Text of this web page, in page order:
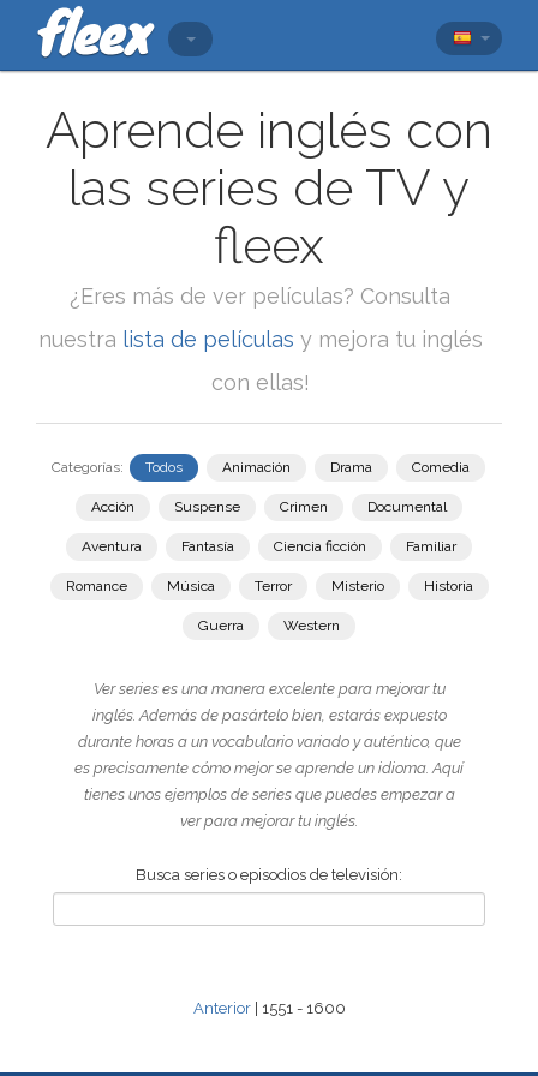
Aprende inglés con
las series de TV y
fleex
¿Eres más de ver películas? Consulta
nuestra lista de películas y mejora tu inglés
con ellas!
Categorías: Todos Animación Drama Comedia
Acción Suspense Crimen Documental
Aventura Fantasía Ciencia ficción Familiar
Romance Música Terror Misterio Historia
Guerra Western
Ver series es una manera excelente para mejorar tu
inglés. Además de pasártelo bien, estarás expuesto
durante horas a un vocabulario variado y auténtico, que
es precisamente cómo mejor se aprende un idioma. Aquí
tienes unos ejemplos de series que puedes empezar a
ver para mejorar tu inglés.
Busca series o episodios de televisión:
Anterior| 1551 - 1600